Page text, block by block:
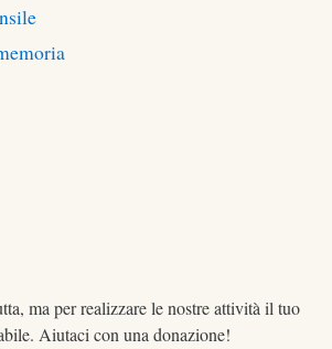
ma per realizzare le nostre attività il tuo
Aiutaci con una donazione!